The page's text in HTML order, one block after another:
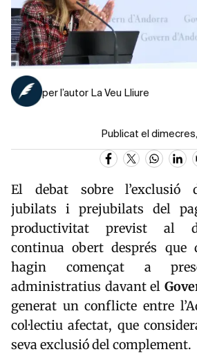
per l’autor La Veu Lliure
Publicat el
El debat sobre l’exclusió
jubilats i prejubilats del
productivitat previst al
continua obert després que
hagin començat a
administratius davant el
generat un conflicte entre
col·lectiu afectat, que
seva exclusió del complement.